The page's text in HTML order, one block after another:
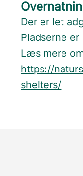
Der er let
Pladserne
Læs mere
https://
shelters/